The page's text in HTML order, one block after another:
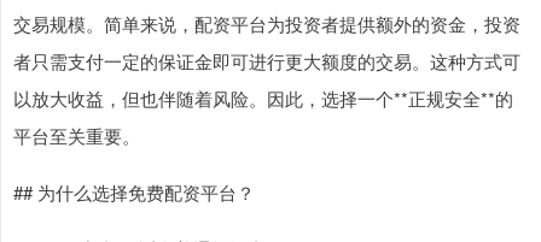
交易规模。简单来说，配资平台为投资者提供额外的资金，投资
者只需支付一定的保证金即可进行更大额度的交易。这种方式可
以放大收益，但也伴随着风险。因此，选择一个**正规安全**的
平台至关重要。
## 为什么选择免费配资平台？